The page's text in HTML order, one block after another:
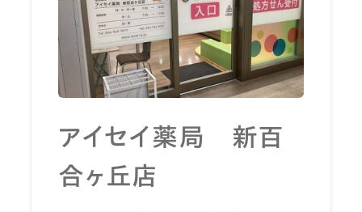
アイセイ薬局 新百
合ヶ丘店